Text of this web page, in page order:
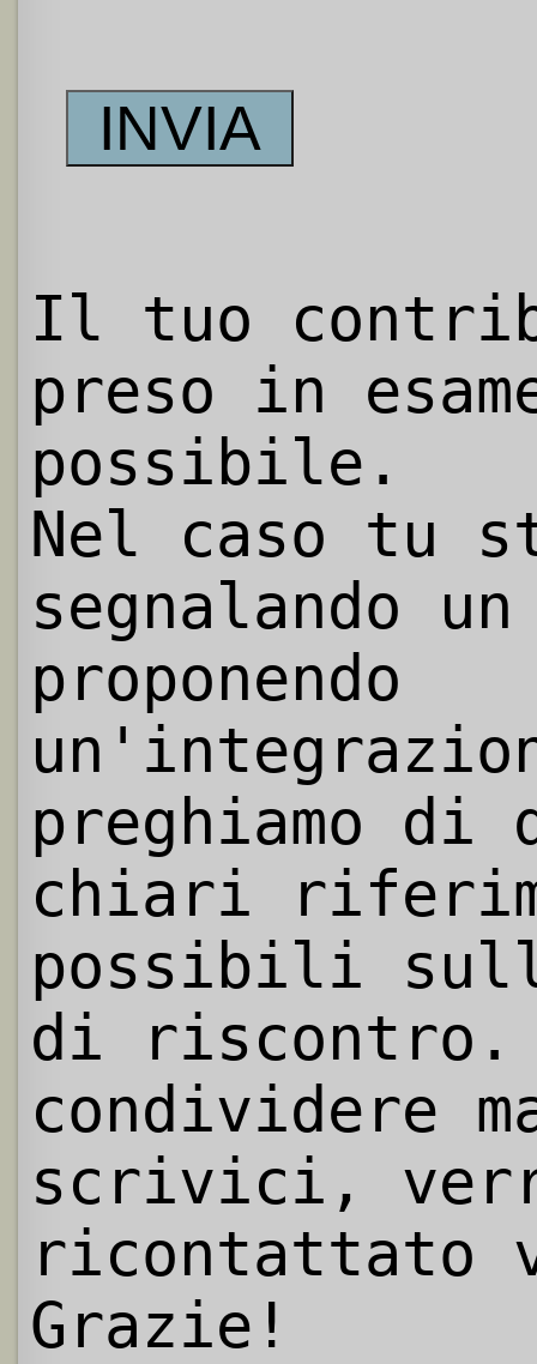
Il tuo
preso in
possibile.
Nel caso tu
segnalando
proponendo
preghiamo
chiari
possibili
di riscontro.
condividere
scrivici,
ricontattato
Grazie!